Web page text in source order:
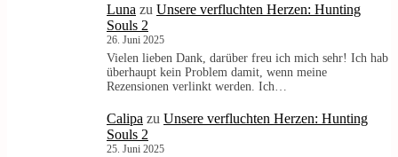
Luna zu Unsere verfluchten Herzen: Hunting
Souls 2
26. Juni 2025
Vielen lieben Dank, darüber freu ich mich sehr! Ich hab
überhaupt kein Problem damit, wenn meine
Rezensionen verlinkt werden. Ich…
Calipa zu Unsere verfluchten Herzen: Hunting
Souls 2
25. Juni 2025